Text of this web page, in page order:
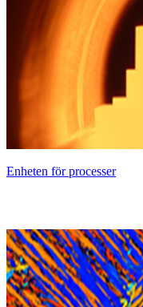
Enheten för processer